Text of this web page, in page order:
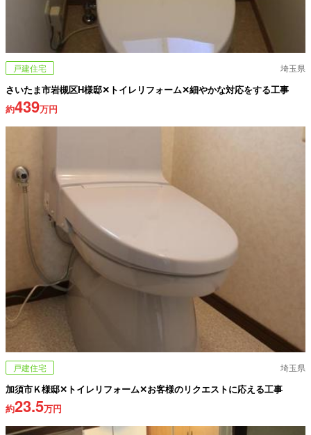
戸建住宅 埼玉県
さいたま市岩槻区H様邸✕トイレリフォーム✕細やかな対応をする工事
約439万円
戸建住宅 埼玉県
加須市Ｋ様邸✕トイレリフォーム✕お客様のリクエストに応える工事
約23.5万円